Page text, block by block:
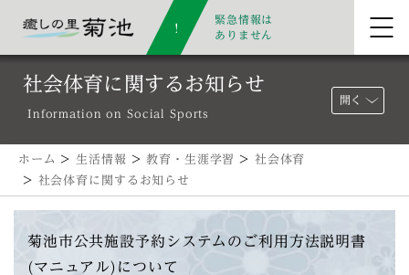
緊急情報は
ありません
社会体育に関するお知らせ
Information on Social Sports
開く
ホーム >生活情報 >教育・生涯学習 > 社会体育
> 社会体育に関するお知らせ
菊池市公共施設予約システムのご利用方法説明書
(マニュアル)について